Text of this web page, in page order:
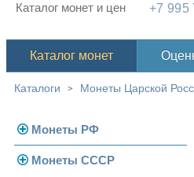
Каталог монет и цен +7 995
Каталог монет
Каталоги > Монеты Царской
Монеты РФ
Современная Россия
Монеты СССР